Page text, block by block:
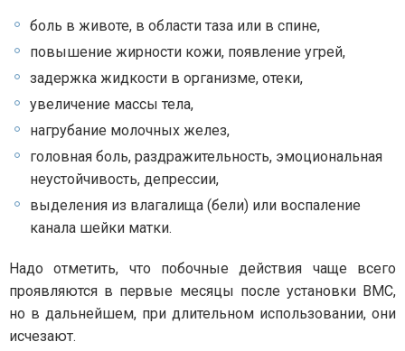
боль в животе, в области таза или в спине,
повышение жирности кожи, появление угрей,
задержка жидкости в организме, отеки,
увеличение массы тела,
нагрубание молочных желез,
головная боль, раздражительность, эмоциональная
неустойчивость, депрессии,
выделения из влагалища (бели) или воспаление
канала шейки матки.
Надо отметить, что побочные действия чаще всего
проявляются в первые месяцы после установки ВМС,
но в дальнейшем, при длительном использовании, они
исчезают.